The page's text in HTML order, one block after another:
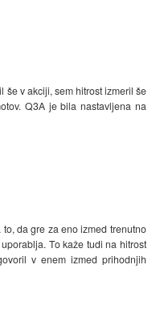
še v akciji, sem hitrost izmeril še
Q3A je bila nastavljena na
da gre za eno izmed trenutno
To kaže tudi na hitrost
v enem izmed prihodnjih